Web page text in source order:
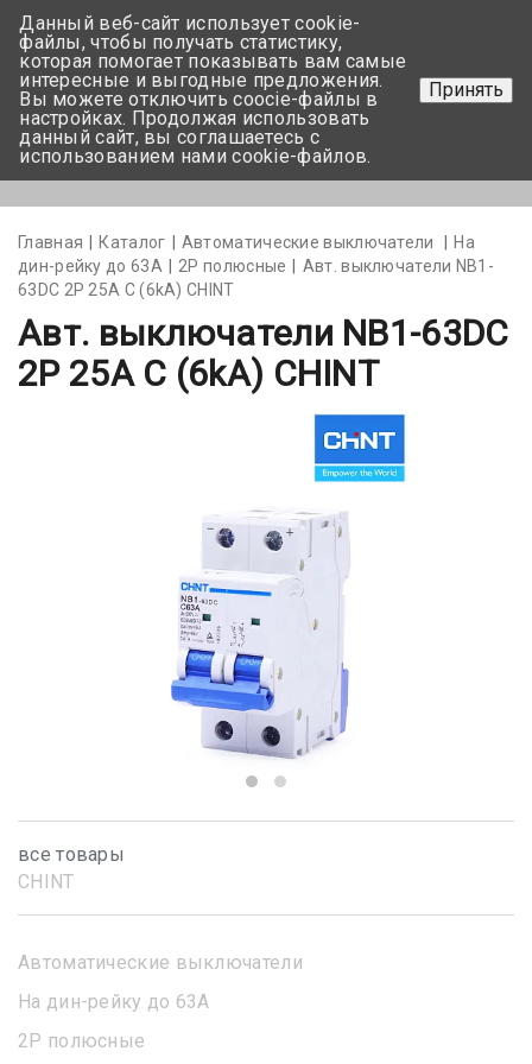
+375 17-350-99-56
+375 44-752-82-08
Задать вопрос
Главная Каталог Автоматические выключатели
На
дин-рейку до 63А
2Р полюсные
Авт. выключатели NB1-
63DC 2P 25A С (6kA) CHINT
Авт. выключатели NB1-63DC
2P 25A С (6kA) CHINT
все товары
CHINT
Автоматические выключатели
На дин-рейку до 63А
2Р полюсные
Данный веб-сайт использует cookie-
файлы, чтобы получать статистику,
которая помогает показывать вам самые
интересные и выгодные предложения.
Вы можете отключить coocie-файлы в
настройках. Продолжая использовать
данный сайт, вы соглашаетесь с
использованием нами cookie-файлов.
Принять